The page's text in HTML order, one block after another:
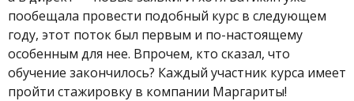
пообещала провести подобный курс в следующем
году, этот поток был первым и по-настоящему
особенным для нее. Впрочем, кто сказал, что
обучение закончилось? Каждый участник курса имеет
пройти стажировку в компании Маргариты!